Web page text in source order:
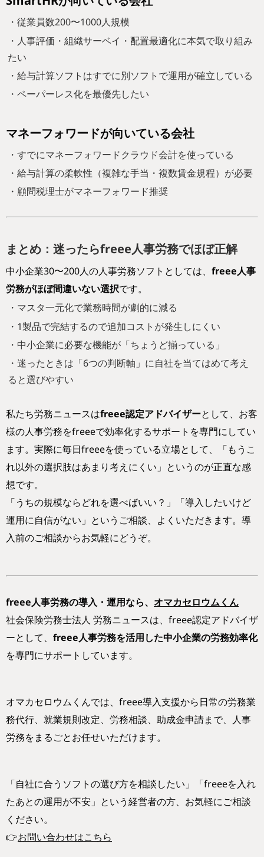
・従業員数200〜1000人規模
・人事評価・組織サーベイ・配置最適化に本気で取り組み
たい
・給与計算ソフトはすでに別ソフトで運用が確立している
・ペーパーレス化を最優先したい
マネーフォワードが向いている会社
・すでにマネーフォワードクラウド会計を使っている
・給与計算の柔軟性（複雑な手当・複数賃金規程）が必要
・顧問税理士がマネーフォワード推奨
まとめ：迷ったらfreee人事労務でほぼ正解
中小企業30〜200人の人事労務ソフトとしては、 freee人事
労務がほぼ間違いない選択です。
・マスタ一元化で業務時間が劇的に減る
・1製品で完結するので追加コストが発生しにくい
・中小企業に必要な機能が「ちょうど揃っている」
・迷ったときは「6つの判断軸」に自社を当てはめて考え
ると選びやすい
私たち労務ニュースはfreee認定アドバイザーとして、お客
様の人事労務をfreeeで効率化するサポートを専門にしてい
ます。実際に毎日freeeを使っている立場として、「もうこ
れ以外の選択肢はあまり考えにくい」というのが正直な感
想です。
「うちの規模ならどれを選べばいい？」「導入したいけど
運用に自信がない」というご相談、よくいただきます。導
入前のご相談からお気軽にどうぞ。
freee人事労務の導入・運用なら、 オマカセロウムくん
社会保険労務士法人 労務ニュースは、freee認定アドバイザ
ーとして、 freee人事労務を活用した中小企業の労務効率化
を専門にサポートしています。
オマカセロウムくんでは、freee導入支援から日常の労務業
務代行、就業規則改定、労務相談、助成金申請まで、人事
労務をまるごとお任せいただけます。
「自社に合うソフトの選び方を相談したい」「freeeを入れ
たあとの運用が不安」という経営者の方、お気軽にご相談
ください。
👉お問い合わせはこちら